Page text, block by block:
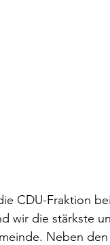
CDU-Fraktion
wir die stärkste
Neben